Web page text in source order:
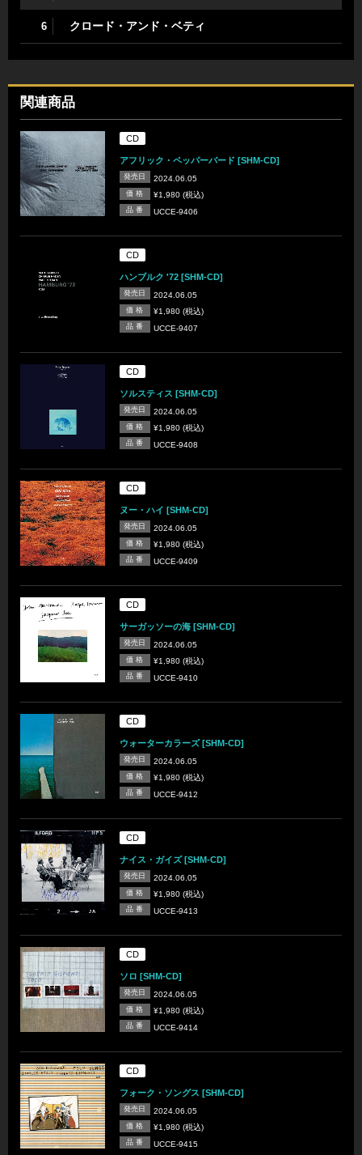
6 クロード・アンド・ベティ
関連商品
CD
アフリック・ペッパーバード [SHM-CD]
発売日 2024.06.05
価 格 ¥1,980 (税込)
品 番 UCCE-9406
CD
ハンブルク '72 [SHM-CD]
発売日 2024.06.05
価 格 ¥1,980 (税込)
品 番 UCCE-9407
CD
ソルスティス [SHM-CD]
発売日 2024.06.05
価 格 ¥1,980 (税込)
品 番 UCCE-9408
CD
ヌー・ハイ [SHM-CD]
発売日 2024.06.05
価 格 ¥1,980 (税込)
品 番 UCCE-9409
CD
サーガッソーの海 [SHM-CD]
発売日 2024.06.05
価 格 ¥1,980 (税込)
品 番 UCCE-9410
CD
ウォーターカラーズ [SHM-CD]
発売日 2024.06.05
価 格 ¥1,980 (税込)
品 番 UCCE-9412
CD
ナイス・ガイズ [SHM-CD]
発売日 2024.06.05
価 格 ¥1,980 (税込)
品 番 UCCE-9413
CD
ソロ [SHM-CD]
発売日 2024.06.05
価 格 ¥1,980 (税込)
品 番 UCCE-9414
CD
フォーク・ソングス [SHM-CD]
発売日 2024.06.05
価 格 ¥1,980 (税込)
品 番 UCCE-9415